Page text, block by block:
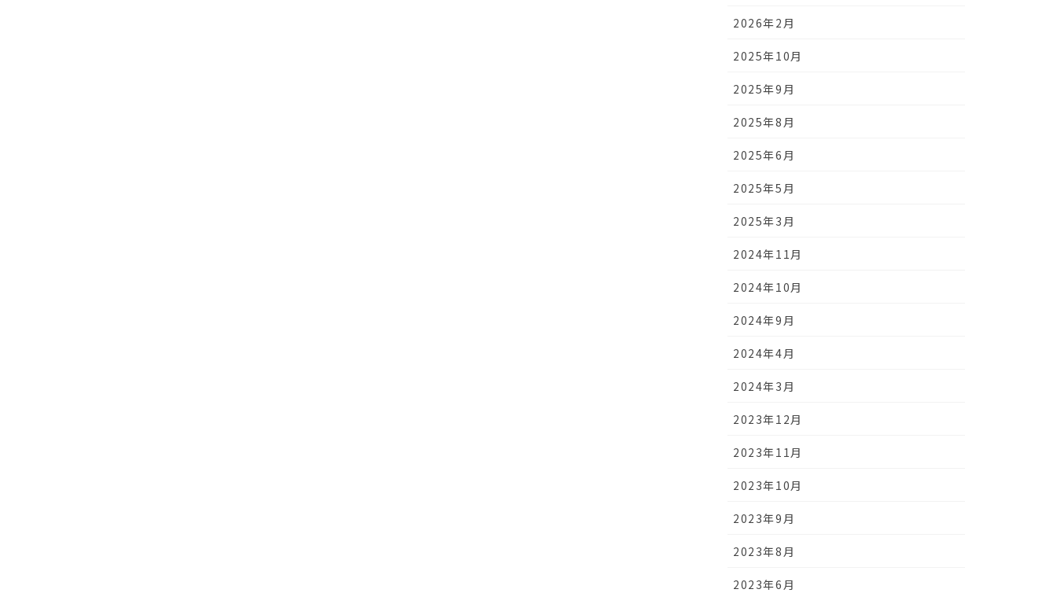
2026年2月
2025年10月
2025年9月
2025年8月
2025年6月
2025年5月
2025年3月
2024年11月
2024年10月
2024年9月
2024年4月
2024年3月
2023年12月
2023年11月
2023年10月
2023年9月
2023年8月
2023年6月